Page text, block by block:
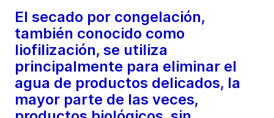
El secado por congelación,
también conocido como
liofilización, se utiliza
principalmente para eliminar el
agua de productos delicados, la
mayor parte de las veces,